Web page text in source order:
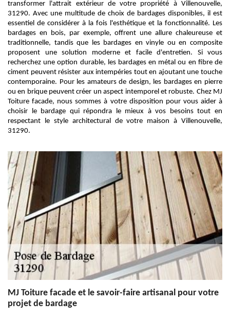
transformer l'attrait extérieur de votre propriété à Villenouvelle,
31290. Avec une multitude de choix de bardages disponibles, il est
essentiel de considérer à la fois l'esthétique et la fonctionnalité. Les
bardages en bois, par exemple, offrent une allure chaleureuse et
traditionnelle, tandis que les bardages en vinyle ou en composite
proposent une solution moderne et facile d'entretien. Si vous
recherchez une option durable, les bardages en métal ou en fibre de
ciment peuvent résister aux intempéries tout en ajoutant une touche
contemporaine. Pour les amateurs de design, les bardages en pierre
ou en brique peuvent créer un aspect intemporel et robuste. Chez MJ
Toiture facade, nous sommes à votre disposition pour vous aider à
choisir le bardage qui répondra le mieux à vos besoins tout en
respectant le style architectural de votre maison à Villenouvelle,
31290.
MJ Toiture facade et le savoir-faire artisanal pour votre
projet de bardage